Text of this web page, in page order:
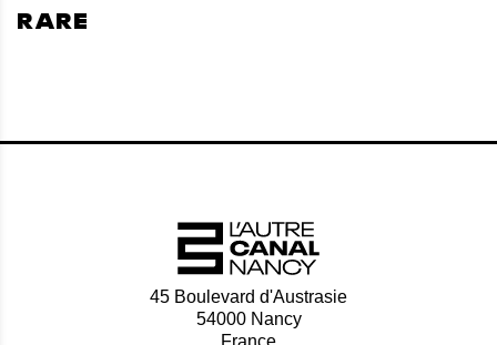
RARE
45 Boulevard d'Austrasie
54000 Nancy